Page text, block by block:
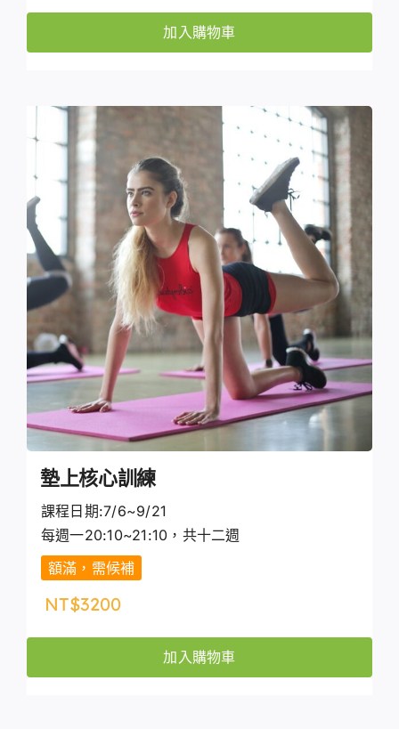
加入購物車
墊上核心訓練
課程日期:7/6~9/21
每週一20:10~21:10，共十二週
額滿，需候補
NT$3200
加入購物車